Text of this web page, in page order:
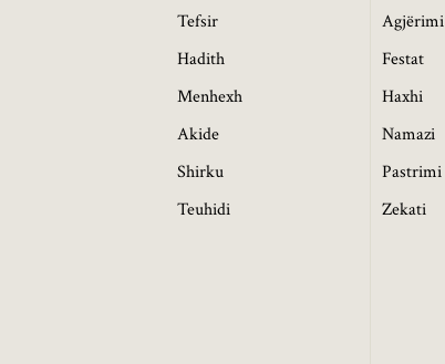
Tefsir
Hadith
Menhexh
Akide
Shirku
Teuhidi
Agjërimi
Festat
Haxhi
Namazi
Pastrimi
Zekati